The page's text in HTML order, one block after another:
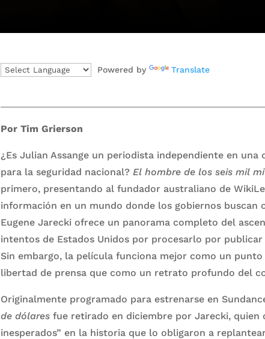
Powered by Translate
Por Tim Grierson
¿Es Julian Assange un periodista independiente en una
para la seguridad nacional? El hombre de los seis mil
primero, presentando al fundador australiano de
información en un mundo donde los gobiernos
Eugene Jarecki ofrece un panorama completo del
intentos de Estados Unidos por procesarlo por
Sin embargo, la película funciona mejor como un
libertad de prensa que como un retrato profundo del
Originalmente programado para estrenarse en
de dólaresfue retirado en diciembre por Jarecki, quien
inesperados” en la historia que lo obligaron a